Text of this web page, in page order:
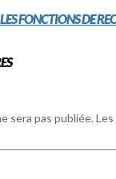
FONCTIONS DE
sera pas publiée.